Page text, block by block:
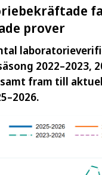
prover
2022–2023,
samt fram till